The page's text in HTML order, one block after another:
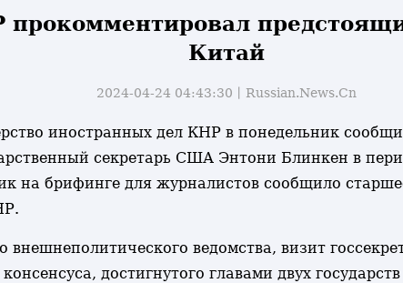
Китай
2024-04-24 04:43:30丨 Russian.News.Cn
иностранных дел КНР в понедельник
секретарь США Энтони Блинкен в
на брифинге для журналистов сообщило
внешнеполитического ведомства, визит
достигнутого главами двух